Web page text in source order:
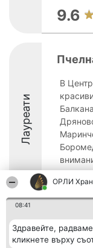
ОРЛИ
08:41
Здравейте,
кликнете върху
9.6
Лауреати
В
проект,
9.5
Организатор на